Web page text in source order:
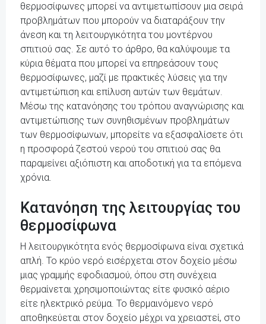
θερμοσίφωνες μπορεί να αντιμετωπίσουν μια σειρά
προβλημάτων που μπορούν να διαταράξουν την
άνεση και τη λειτουργικότητα του μοντέρνου
σπιτιού σας. Σε αυτό το άρθρο, θα καλύψουμε τα
κύρια θέματα που μπορεί να επηρεάσουν τους
θερμοσίφωνες, μαζί με πρακτικές λύσεις για την
αντιμετώπιση και επίλυση αυτών των θεμάτων.
Μέσω της κατανόησης του τρόπου αναγνώρισης και
αντιμετώπισης των συνηθισμένων προβλημάτων
των θερμοσίφωνων, μπορείτε να εξασφαλίσετε ότι
η προσφορά ζεστού νερού του σπιτιού σας θα
παραμείνει αξιόπιστη και αποδοτική για τα επόμενα
χρόνια.
Κατανόηση της λειτουργίας του
θερμοσίφωνα
Η λειτουργικότητα ενός θερμοσίφωνα είναι σχετικά
απλή. Το κρύο νερό εισέρχεται στον δοχείο μέσω
μιας γραμμής εφοδιασμού, όπου στη συνέχεια
θερμαίνεται χρησιμοποιώντας είτε φυσικό αέριο
είτε ηλεκτρικό ρεύμα. Το θερμαινόμενο νερό
αποθηκεύεται στον δοχείο μέχρι να χρειαστεί, στο